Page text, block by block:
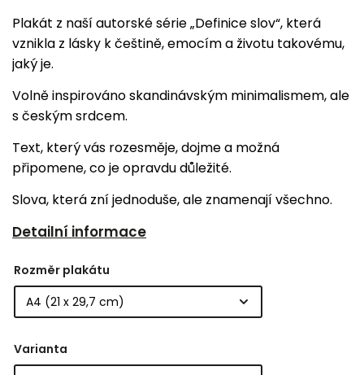
Plakát z naší autorské série „Definice slov“, která
vznikla z lásky k češtině, emocím a životu takovému,
jaký je.
Volně inspirováno skandinávským minimalismem, ale
s českým srdcem.
Text, který vás rozesměje, dojme a možná
připomene, co je opravdu důležité.
Slova, která zní jednoduše, ale znamenají všechno.
Detailní informace
Rozměr plakátu
Varianta